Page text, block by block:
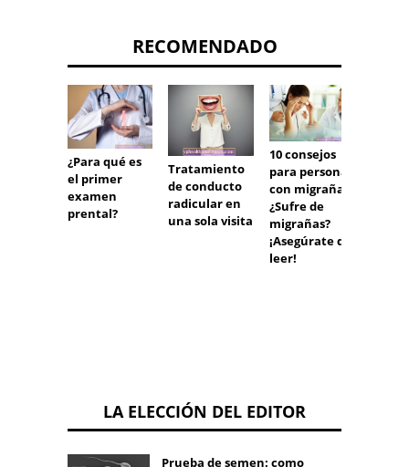
RECOMENDADO
¿Para qué es
el primer
examen
prental?
Tratamiento
de conducto
radicular en
una sola visita
10 consejos
para personas
con migraña.
¿Sufre de
migrañas?
¡Asegúrate de
leer!
LA ELECCIÓN DEL EDITOR
Prueba de semen: como